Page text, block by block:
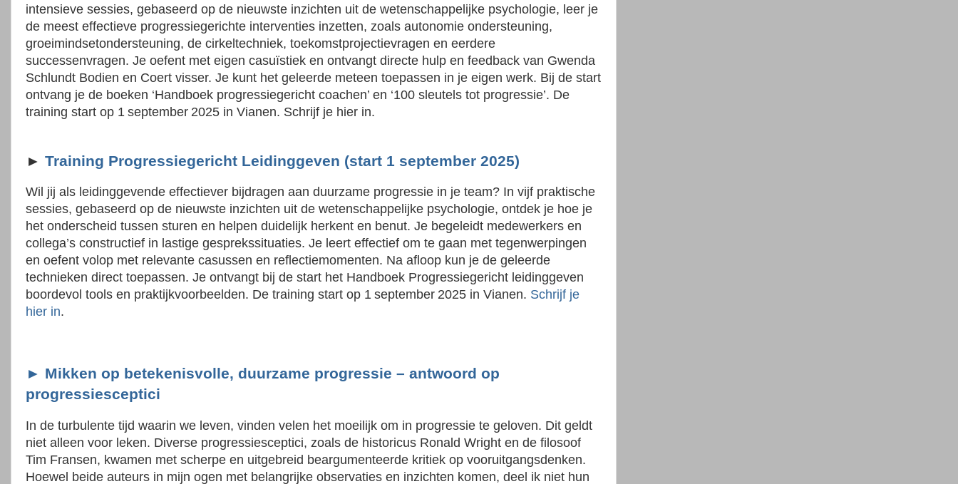
intensieve sessies, gebaseerd op de nieuwste inzichten uit de wetenschappelijke psychologie, leer je
de meest effectieve progressiegerichte interventies inzetten, zoals autonomie ondersteuning,
groeimindsetondersteuning, de cirkeltechniek, toekomstprojectievragen en eerdere
successenvragen. Je oefent met eigen casuïstiek en ontvangt directe hulp en feedback van Gwenda
Schlundt Bodien en Coert visser. Je kunt het geleerde meteen toepassen in je eigen werk. Bij de start
ontvang je de boeken ‘Handboek progressiegericht coachen’ en ‘100 sleutels tot progressie’. De
training start op 1 september 2025 in Vianen. Schrijf je hier in.
► Training Progressiegericht Leidinggeven (start 1 september 2025)
Wil jij als leidinggevende effectiever bijdragen aan duurzame progressie in je team? In vijf praktische
sessies, gebaseerd op de nieuwste inzichten uit de wetenschappelijke psychologie, ontdek je hoe je
het onderscheid tussen sturen en helpen duidelijk herkent en benut. Je begeleidt medewerkers en
collega’s constructief in lastige gesprekssituaties. Je leert effectief om te gaan met tegenwerpingen
en oefent volop met relevante casussen en reflectiemomenten. Na afloop kun je de geleerde
technieken direct toepassen. Je ontvangt bij de start het Handboek Progressiegericht leidinggeven
boordevol tools en praktijkvoorbeelden. De training start op 1 september 2025 in Vianen. Schrijf je
hier in.
► Mikken op betekenisvolle, duurzame progressie – antwoord op
progressiesceptici
In de turbulente tijd waarin we leven, vinden velen het moeilijk om in progressie te geloven. Dit geldt
niet alleen voor leken. Diverse progressiesceptici, zoals de historicus Ronald Wright en de filosoof
Tim Fransen, kwamen met scherpe en uitgebreid beargumenteerde kritiek op vooruitgangsdenken.
Hoewel beide auteurs in mijn ogen met belangrijke observaties en inzichten komen, deel ik niet hun